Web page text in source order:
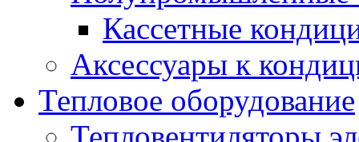
Кассетные
Аксессуары к
Тепловое оборудование